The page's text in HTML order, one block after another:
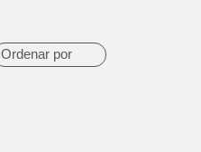
Ordenar por